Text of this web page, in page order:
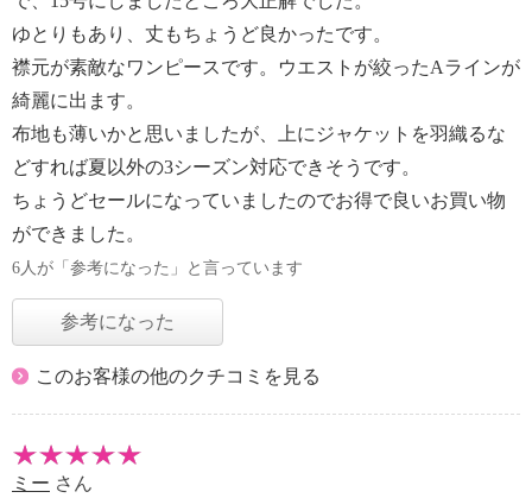
ゆとりもあり、丈もちょうど良かったです。
襟元が素敵なワンピースです。ウエストが絞ったAラインが
綺麗に出ます。
布地も薄いかと思いましたが、上にジャケットを羽織るな
どすれば夏以外の3シーズン対応できそうです。
ちょうどセールになっていましたのでお得で良いお買い物
ができました。
6人が「参考になった」と言っています
参考になった
このお客様の他のクチコミを見る
ミー さん